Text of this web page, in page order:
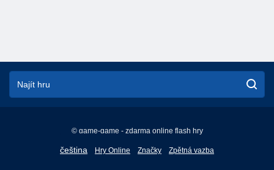
© game-game - zdarma online flash hry
čeština
English
Hry Online Značky Zpětná vazba